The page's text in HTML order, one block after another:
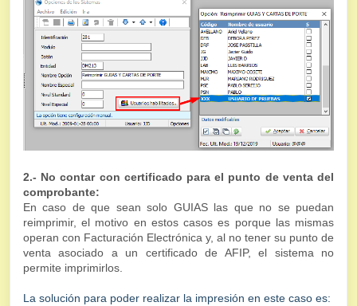
2.- No contar con certificado para el punto de venta del
comprobante:
En caso de que sean solo GUIAS las que no se puedan
reimprimir, el motivo en estos casos es porque las mismas
operan con Facturación Electrónica y, al no tener su punto de
venta asociado a un certificado de AFIP, el sistema no
permite imprimirlos.
La solución para poder realizar la impresión en este caso es: